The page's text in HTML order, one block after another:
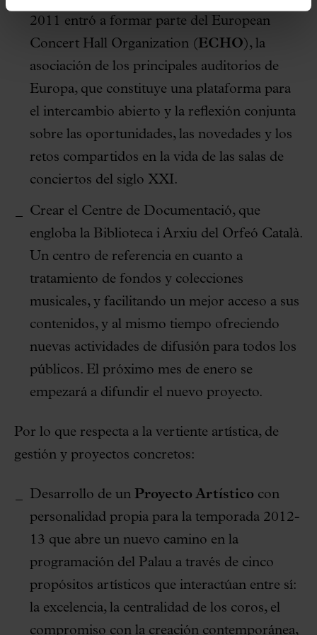
2011 entró a formar parte del European
Concert Hall Organization (ECHO), la
asociación de los principales auditorios de
Europa, que constituye una plataforma para
el intercambio abierto y la reflexión conjunta
sobre las oportunidades, las novedades y los
retos compartidos en la vida de las salas de
conciertos del siglo XXI.
Crear el Centre de Documentació, que
engloba la Biblioteca i Arxiu del Orfeó Català.
Un centro de referencia en cuanto a
tratamiento de fondos y colecciones
musicales, y facilitando un mejor acceso a sus
contenidos, y al mismo tiempo ofreciendo
nuevas actividades de difusión para todos los
públicos. El próximo mes de enero se
empezará a difundir el nuevo proyecto.
Por lo que respecta a la vertiente artística, de
gestión y proyectos concretos:
Desarrollo de un Proyecto Artístico con
personalidad propia para la temporada 2012-
13 que abre un nuevo camino en la
programación del Palau a través de cinco
propósitos artísticos que interactúan entre sí:
la excelencia, la centralidad de los coros, el
compromiso con la creación contemporánea,